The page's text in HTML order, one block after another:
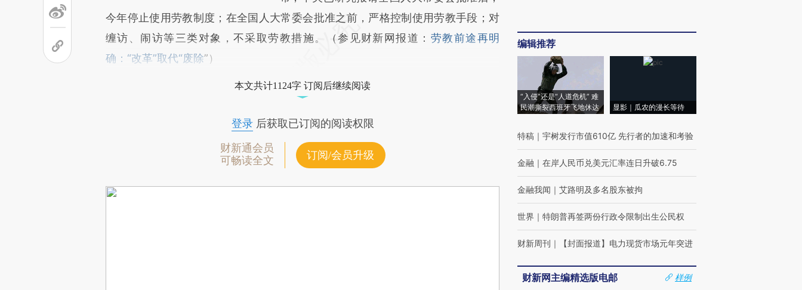
今年停止使用劳教制度；在全国人大常委会批准之前，严格控制使用劳教手段；对
缠访、闹访等三类对象，不采取劳教措施。（参见财新网报道： 劳教前途再明
确：“改革”取代“废除”）
本文共计1124字 订阅后继续阅读
登录后获取已订阅的阅读权限
财新通会员
可畅读全文
订阅/会员升级
编辑推荐
“入侵”还是“人道危机” 难
民潮撕裂西班牙飞地休达
显影｜瓜农的漫长等待
特稿 ｜ 宇树发行市值610亿 先行者的加速和考验
金融 ｜ 在岸人民币兑美元汇率连日升破6.75
金融我闻 ｜ 艾路明及多名股东被拘
世界 ｜ 特朗普再签两份行政令限制出生公民权
财新周刊 ｜ 【封面报道】电力现货市场元年突进
财新网主编精选版电邮
样例